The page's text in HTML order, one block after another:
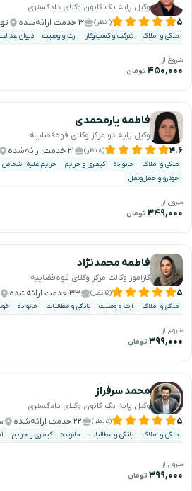
وکیل پایه یک کانون وکلای دادگستری
۵ (۱ نظر) ۳ خدمت ارائه‌شده
ملکی و املاک شرکت و کسب‌وکار ارث و وصیت دیوان
شروع از
۴۵۰,۰۰۰ تومان
فاطمه یارمحمدی
وکیل پایه دو مرکز وکلای قوه‌قضاییه
۴.۶ (۸ نظر) ۲۱ خدمت ارائه‌شده
ملکی و املاک خانواده کیفری و جرایم جرایم علیه اشخاص
خودرو و حمل‌ونقل
شروع از
۳۴۹,۰۰۰ تومان
فاطمه محمدنژاد
کاراموز وکالت مرکز وکلای قوه‌قضاییه
۵ (۱۵ نظر) ۳۳ خدمت ارائه‌شده
ملکی و املاک ارث و وصیت بانکی و مطالبات خانواده
شروع از
۳۹۹,۰۰۰ تومان
محمد سرفراز
وکیل پایه یک کانون وکلای دادگستری
۵ (۵ نظر) ۲۲ خدمت ارائه‌شده
ملکی و املاک بانکی و مطالبات خانواده کیفری و جرایم
شروع از
۳۹۹,۰۰۰ تومان